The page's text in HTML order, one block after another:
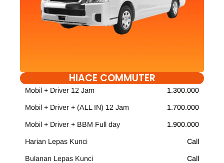
HIACE COMMUTER
Mobil + Driver 12 Jam 1.300.000
Mobil + Driver + (ALL IN) 12 Jam 1.700.000
Mobil + Driver + BBM Full day 1.900.000
Harian Lepas Kunci Call
Bulanan Lepas Kunci Call